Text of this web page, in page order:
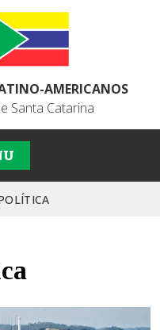
AMERICANOS
Santa Catarina